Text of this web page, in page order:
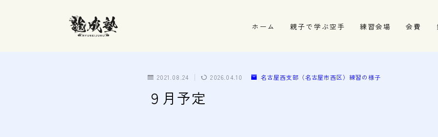
ホーム 親子で学ぶ空手 練習会場 会費
2021.08.24 2026.04.10 名古屋西支部（名古屋市西区）練習の様子
９月予定